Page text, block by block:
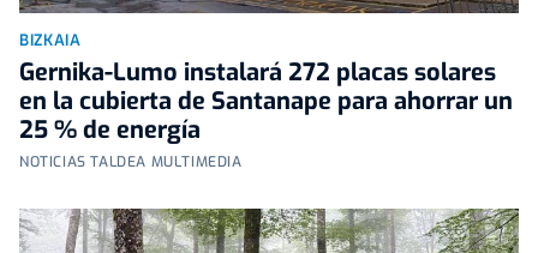
BIZKAIA
Gernika-Lumo instalará 272 placas solares
en la cubierta de Santanape para ahorrar un
25 % de energía
NOTICIAS TALDEA MULTIMEDIA